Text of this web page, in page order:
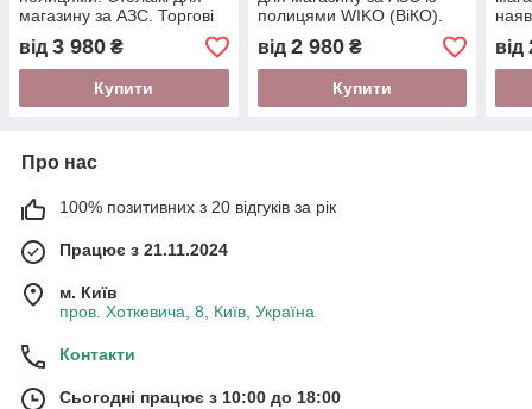
магазину за АЗС. Торгові
стелажі WIKO (Віко)
від 3 980 ₴
Купити
полицями WIKO (ВіКО).
Торговий стелаж у
магазин
від 2 980₴
Купити
від
Про нас
100% позитивних з 20 відгуків за рік
Працює з 21.11.2024
м. Київ
пров. Хоткевича, 8, Київ, Україна
Контакти
Сьогодні працює з 10:00 до 18:00